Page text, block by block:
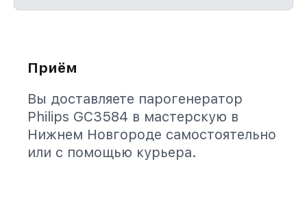
Приём
Вы доставляете парогенератор
Philips GC3584 в мастерскую в
Нижнем Новгороде самостоятельно
или с помощью курьера.